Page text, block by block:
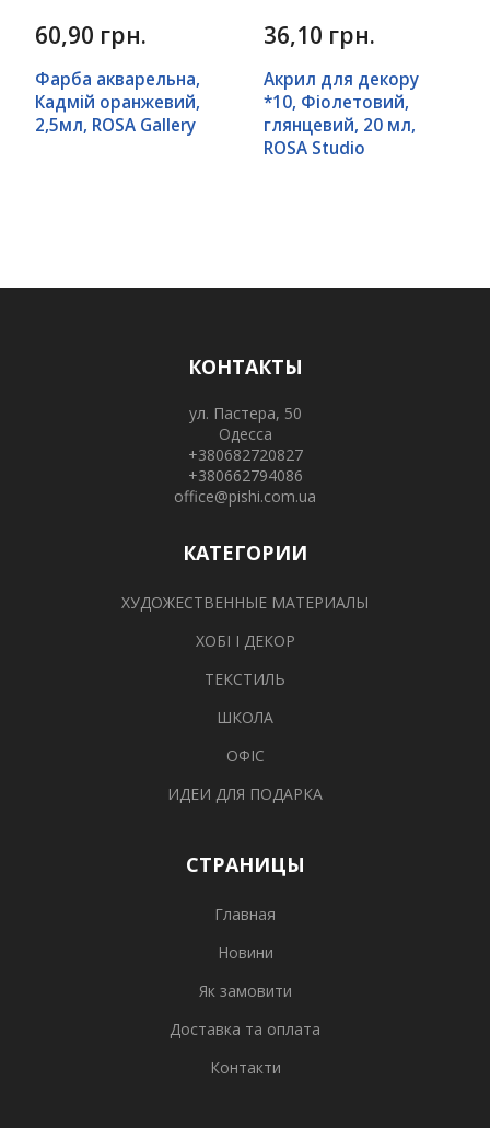
60,90 грн.
Фарба акварельна,
Кадмій оранжевий,
2,5мл, ROSA Gallery
36,10 грн.
Акрил для декору
*10, Фіолетовий,
глянцевий, 20 мл,
ROSA Studio
КОНТАКТЫ
ул. Пастера, 50
Одесса
+380682720827
+380662794086
office@pishi.com.ua
КАТЕГОРИИ
ХУДОЖЕСТВЕННЫЕ МАТЕРИАЛЫ
ХОБІ І ДЕКОР
ТЕКСТИЛЬ
ШКОЛА
ОФІС
ИДЕИ ДЛЯ ПОДАРКА
СТРАНИЦЫ
Главная
Новини
Як замовити
Доставка та оплата
Контакти